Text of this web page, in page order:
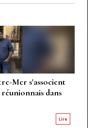
Mer s'associent
dans
Lire